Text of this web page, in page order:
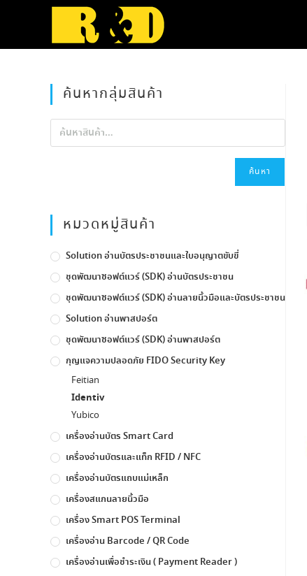
ค้นหากลุ่มสินค้า
ค้นหา
หมวดหมู่สินค้า
Solution อ่านบัตรประชาชนและใบอนุญาตขับขี่
ชุดพัฒนาซอฟต์แวร์ (SDK) อ่านบัตรประชาชน
ชุดพัฒนาซอฟต์แวร์ (SDK) อ่านลายนิ้วมือและบัตรประชาชน
Solution อ่านพาสปอร์ต
ชุดพัฒนาซอฟต์แวร์ (SDK) อ่านพาสปอร์ต
กุญแจความปลอดภัย FIDO Security Key
Feitian
Identiv
Yubico
เครื่องอ่านบัตร Smart Card
เครื่องอ่านบัตรและแท็ก RFID / NFC
เครื่องอ่านบัตรแถบแม่เหล็ก
เครื่องสแกนลายนิ้วมือ
เครื่อง Smart POS Terminal
เครื่องอ่าน Barcode / QR Code
เครื่องอ่านเพื่อชำระเงิน ( Payment Reader )